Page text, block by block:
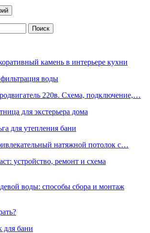
камень в интерьере кухни
воды
220в. Схема, подключение,…
для экстерьера дома
для утепления бани
натяжной потолок с…
устройство, ремонт и схема
воды: способы сбора и монтаж
для бани